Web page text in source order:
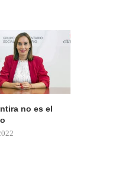
no es el